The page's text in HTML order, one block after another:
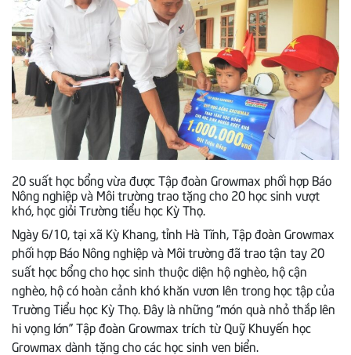
20 suất học bổng vừa được Tập đoàn Growmax phối hợp Báo
Nông nghiệp và Môi trường trao tặng cho 20 học sinh vượt
khó, học giỏi Trường tiểu học Kỳ Thọ.
Ngày 6/10, tại xã Kỳ Khang, tỉnh Hà Tĩnh, Tập đoàn Growmax
phối hợp Báo Nông nghiệp và Môi trường đã trao tận tay 20
suất học bổng cho học sinh thuộc diện hộ nghèo, hộ cận
nghèo, hộ có hoàn cảnh khó khăn vươn lên trong học tập của
Trường Tiểu học Kỳ Thọ. Đây là những “món quà nhỏ thắp lên
hi vọng lớn” Tập đoàn Growmax trích từ Quỹ Khuyến học
Growmax dành tặng cho các học sinh ven biển.